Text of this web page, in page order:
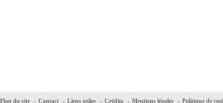
Plan du site - Contact - Liens utiles - Crédits - Mentions légales - Politique de